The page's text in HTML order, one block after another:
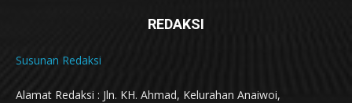
REDAKSI
Susunan Redaksi
Alamat Redaksi : Jln. KH. Ahmad, Kelurahan Anaiwoi,